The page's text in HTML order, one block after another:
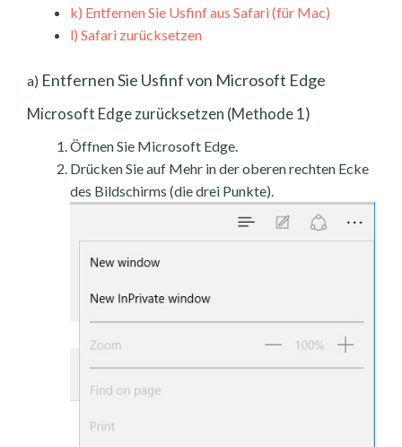
k) Entfernen Sie Usfinf aus Safari (für Mac)
l) Safari zurücksetzen
a) Entfernen Sie Usfinf von Microsoft Edge
Microsoft Edge zurücksetzen (Methode 1)
Öffnen Sie Microsoft Edge.
Drücken Sie auf Mehr in der oberen rechten Ecke
des Bildschirms (die drei Punkte).